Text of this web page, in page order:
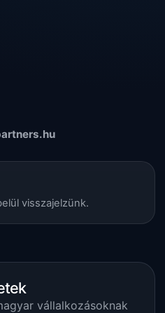
visszajelzünk.
vállalkozásoknak